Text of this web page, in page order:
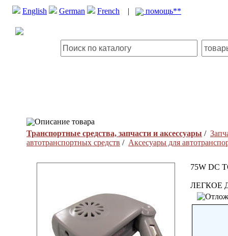
English German French | помощь**
Описание товара
Транспортные средства, запчасти и аксессуары /
автотранспортных средств / Аксесуары для
75W DC
ЛЕГКОЕ